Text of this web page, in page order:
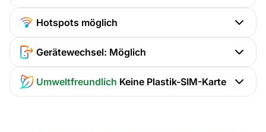
Hotspots möglich
Gerätewechsel: Möglich
Umweltfreundlich Keine Plastik-SIM-Karte